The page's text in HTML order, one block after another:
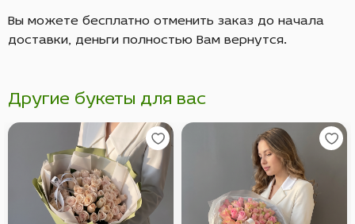
Вы можете бесплатно отменить заказ до начала
доставки, деньги полностью Вам вернутся.
Другие букеты для вас